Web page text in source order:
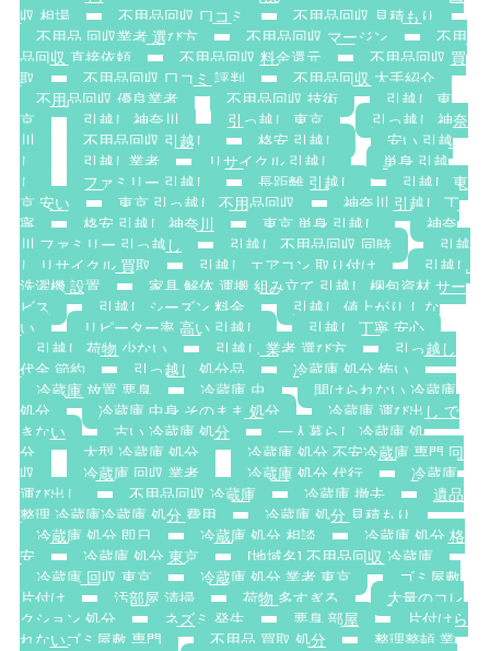
収 相場
不用品回収 口コミ
不用品回収 見積もり
不用品 回収業者 選び方
不用品回収 マージン
不用
品回収 直接依頼
不用品回収 料金還元
不用品回収 買
取
不用品回収 口コミ 評判
不用品回収 大手紹介
不用品回収 優良業者
不用品回収 技術
引越し 東
京
引越し 神奈川 引っ越し 東京
引っ越し 神奈
川
不用品回収 引越し 格安 引越し
安い 引越
し
引越し業者 リサイクル 引越し
単身 引越
し
ファミリー 引越し 長距離 引越し
引越し 東
京 安い
東京 引っ越し 不用品回収
神奈川 引越し 丁
寧
格安 引越し 神奈川 東京 単身 引越し
神奈
川 ファミリー 引っ越し
引越し 不用品回収 同時
引越
し リサイクル 買取
引越し エアコン 取り付け
引越し
洗濯機 設置
家具 解体 運搬 組み立て 引越し 梱包資材 サー
ビス
引越し シーズン 料金
引越し 値上がり しな
い
リピーター率 高い 引越し
引越し 丁寧 安心
引越し 荷物 少ない
引越し 業者 選び方
引っ越し
代金 節約
引っ越し 処分品
冷蔵庫 処分 怖い
冷蔵庫 放置 悪臭
冷蔵庫 虫
開けられない 冷蔵庫
処分
冷蔵庫 中身 そのまま 処分
冷蔵庫 運び出し で
きない
古い 冷蔵庫 処分
一人暮らし 冷蔵庫 処
分
大型 冷蔵庫 処分
冷蔵庫 処分 不安冷蔵庫 専門 回
収
冷蔵庫 回収 業者 冷蔵庫 処分 代行
冷蔵庫
運び出し
不用品回収 冷蔵庫 冷蔵庫 撤去
遺品
整理 冷蔵庫冷蔵庫 処分 費用
冷蔵庫 処分 見積もり
冷蔵庫 処分 即日
冷蔵庫 処分 相談
冷蔵庫 処分 格
安
冷蔵庫 処分 東京
[地域名] 不用品回収 冷蔵庫
冷蔵庫 回収 東京
冷蔵庫 処分 業者 東京
ゴミ屋敷
片付け
汚部屋 清掃 荷物 多すぎる
大量のコレ
クション 処分
ネズミ 発生 悪臭 部屋
片付けら
れないゴミ屋敷 専門
不用品 買取 処分
整理整頓 業